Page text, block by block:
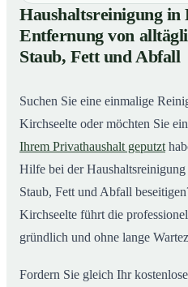
Haushaltsreinigung in
von alltäglichem Schmutz
02
So läuft eine professionelle
Kirchseelte ab
Haushaltsreinigung in
Entfernung von
Staub, Fett und Abfall
Suchen Sie eine einmalige
Kirchseelte oder möchten Sie
Ihrem Privathaushalt geputzt
Hilfe bei der
Staub, Fett und Abfall
Kirchseelte führt die
gründlich und ohne lange
Fordern Sie gleich Ihr